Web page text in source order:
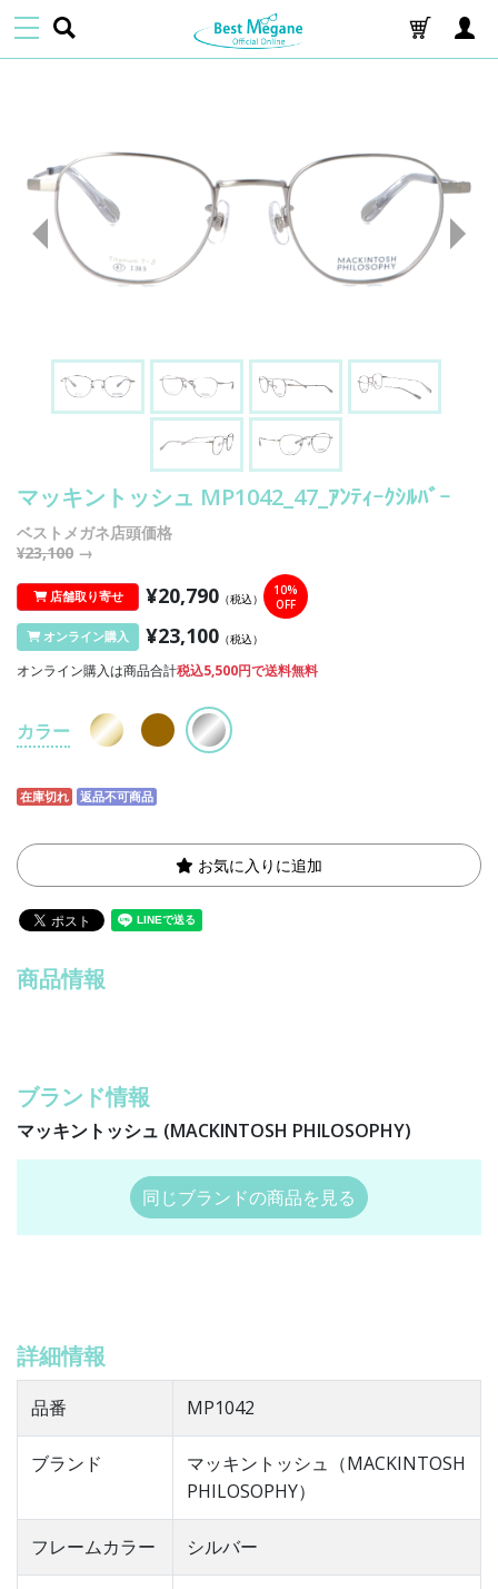
マッキントッシュ MP1042_47_ｱﾝﾃｨｰｸｼﾙﾊﾞｰ
ベストメガネ店頭価格
¥23,100 →
店舗取り寄せ ¥20,790 （税込）
10%
OFF
オンライン購入 ¥23,100 （税込）
オンライン購入は商品合計税込5,500円で送料無料
カラー
在庫切れ 返品不可商品
お気に入りに追加
商品情報
ブランド情報
マッキントッシュ (MACKINTOSH PHILOSOPHY)
同じブランドの商品を見る
詳細情報
品番 MP1042
ブランド
マッキントッシュ（MACKINTOSH
PHILOSOPHY）
フレームカラー シルバー